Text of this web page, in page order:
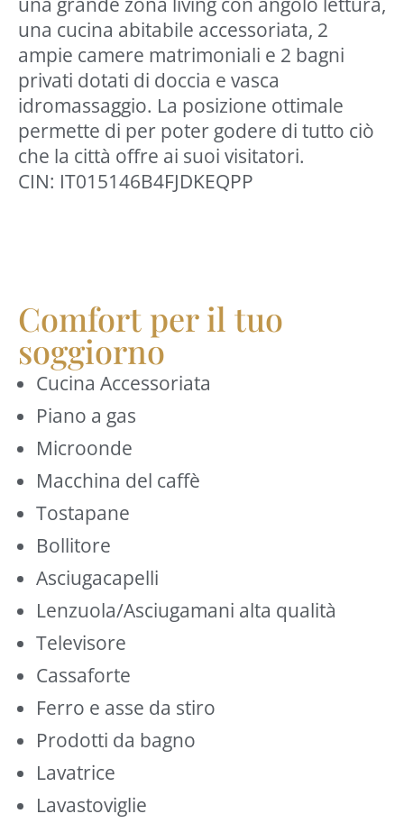
una cucina abitabile accessoriata, 2
ampie camere matrimoniali e 2 bagni
privati dotati di doccia e vasca
idromassaggio. La posizione ottimale
permette di per poter godere di tutto ciò
che la città offre ai suoi visitatori.
CIN: IT015146B4FJDKEQPP
Comfort per il tuo
soggiorno
Cucina Accessoriata
Piano a gas
Microonde
Macchina del caffè
Tostapane
Bollitore
Asciugacapelli
Lenzuola/Asciugamani alta qualità
Televisore
Cassaforte
Ferro e asse da stiro
Prodotti da bagno
Lavatrice
Lavastoviglie